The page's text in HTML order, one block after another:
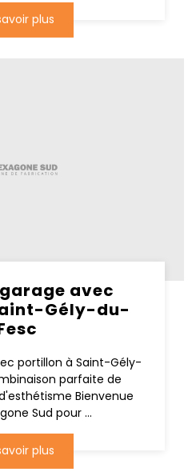
plus
avec
Gély-du-
portillon à Saint-Gély-
parfaite de
Bienvenue
Sud pour ...
plus